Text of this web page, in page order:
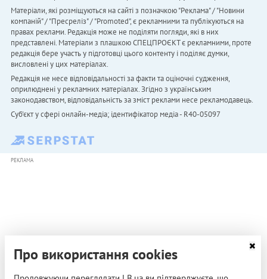
Матеріали, які розміщуються на сайті з позначкою "Реклама" / "Новини
компаній" / "Пресреліз" / "Promoted", є рекламними та публікуються на
правах реклами. Редакція може не поділяти погляди, які в них
представлені. Матеріали з плашкою СПЕЦПРОЄКТ є рекламними, проте
редакція бере участь у підготовці цього контенту і поділяє думки,
висловлені у цих матеріалах.
Редакція не несе відповідальності за факти та оціночні судження,
оприлюднені у рекламних матеріалах. Згідно з українським
законодавством, відповідальність за зміст реклами несе рекламодавець.
Cуб'єкт у сфері онлайн-медіа; ідентифікатор медіа - R40-05097
РЕКЛАМА
Про використання cookies